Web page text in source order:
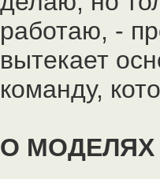
работаю, -
вытекает
команду,
О